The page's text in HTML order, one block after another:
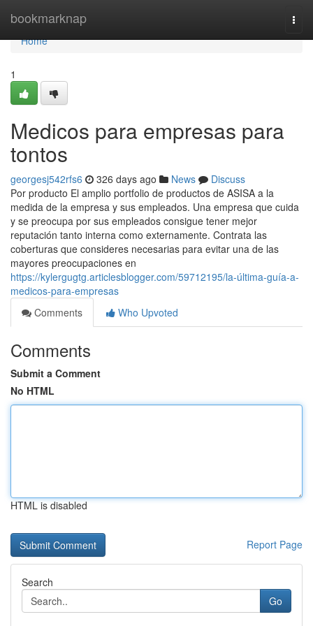
bookmarknap
Home
Home
1
Medicos para empresas para
tontos
georgesj542rfs6 326 days ago News
Discuss
Por producto El amplio portfolio de productos de ASISA a la
medida de la empresa y sus empleados. Una empresa que cuida
y se preocupa por sus empleados consigue tener mejor
reputación tanto interna como externamente. Contrata las
coberturas que consideres necesarias para evitar una de las
mayores preocupaciones en
https://kylergugtg.articlesblogger.com/59712195/la-última-guía-a-
medicos-para-empresas
Comments
Who Upvoted
Comments
Submit a Comment
No HTML
HTML is disabled
Report Page
Search
Go